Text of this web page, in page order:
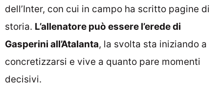
dell’Inter, con cui in campo ha scritto pagine di
storia. L’allenatore può essere l’erede di
Gasperini all’Atalanta, la svolta sta iniziando a
concretizzarsi e vive a quanto pare momenti
decisivi.